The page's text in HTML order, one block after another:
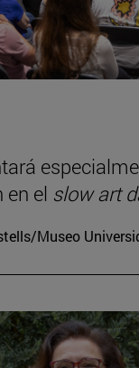
el slow art
Museo